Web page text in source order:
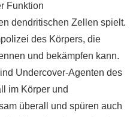
Funktion
dendritischen Zellen spielt.
des Körpers, die
und bekämpfen kann.
Undercover-Agenten des
im Körper und
überall und spüren auch